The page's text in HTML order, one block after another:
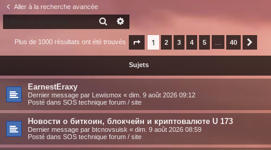
r
Aller à la recherche avancée
RECHERCHER
Plus de 1000 résultats ont été trouvés Page sur 40
1 2 3 4 5 40
Sujets
EarnestEraxy
Dernier message par Lewismox « dim. 9 août 2026 09:12
Posté dans SOS technique forum / site
Новости о биткоин, блокчейн и криптовалюте U 173
Dernier message par btcnovsuisk « dim. 9 août 2026 08:59
Posté dans SOS technique forum / site